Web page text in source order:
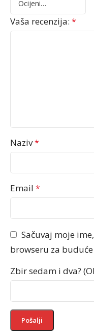
Vaša recenzija: *
Naziv*
Email *
Sačuvaj moje
browseru za
Zbir sedam i dva?